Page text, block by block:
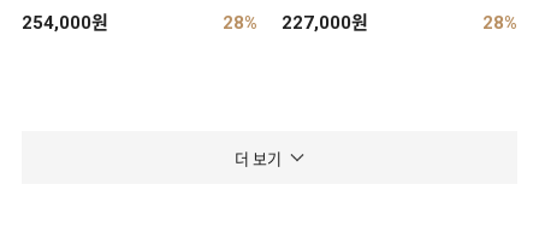
254,000원 28% 227,000원 28%
더 보기